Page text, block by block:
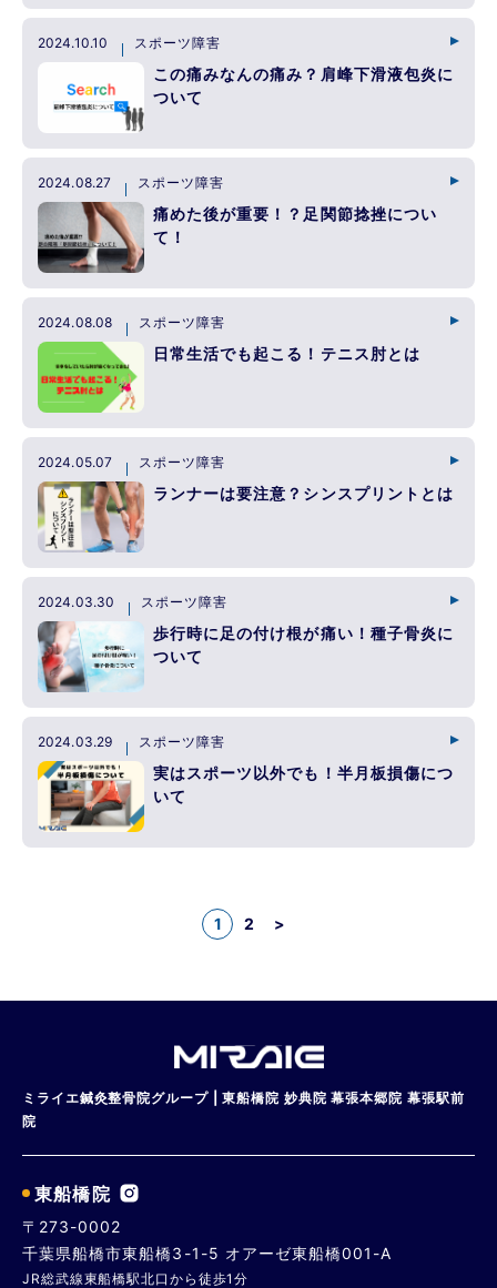
2024.10.10 スポーツ障害
この痛みなんの痛み？肩峰下滑液包炎に
ついて
2024.08.27 スポーツ障害
痛めた後が重要！？足関節捻挫につい
て！
2024.08.08 スポーツ障害
日常生活でも起こる！テニス肘とは
2024.05.07 スポーツ障害
ランナーは要注意？シンスプリントとは
2024.03.30 スポーツ障害
歩行時に足の付け根が痛い！種子骨炎に
ついて
2024.03.29 スポーツ障害
実はスポーツ以外でも！半月板損傷につ
いて
1 2 >
ミライエ鍼灸整骨院グループ | 東船橋院 妙典院 幕張本郷院 幕張駅前
院
東船橋院
〒273-0002
千葉県船橋市東船橋3-1-5 オアーゼ東船橋001-A
JR総武線東船橋駅北口から徒歩1分